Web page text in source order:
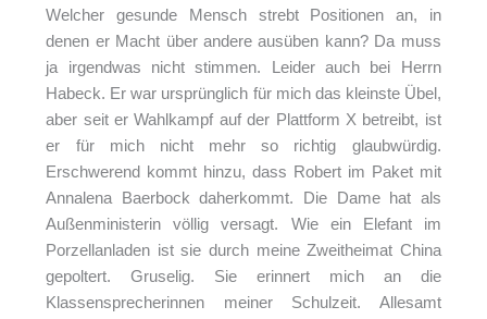
Welcher gesunde Mensch strebt Positionen an, in
denen er Macht über andere ausüben kann? Da muss
ja irgendwas nicht stimmen. Leider auch bei Herrn
Habeck. Er war ursprünglich für mich das kleinste Übel,
aber seit er Wahlkampf auf der Plattform X betreibt, ist
er für mich nicht mehr so richtig glaubwürdig.
Erschwerend kommt hinzu, dass Robert im Paket mit
Annalena Baerbock daherkommt. Die Dame hat als
Außenministerin völlig versagt. Wie ein Elefant im
Porzellanladen ist sie durch meine Zweitheimat China
gepoltert. Gruselig. Sie erinnert mich an die
Klassensprecherinnen meiner Schulzeit. Allesamt